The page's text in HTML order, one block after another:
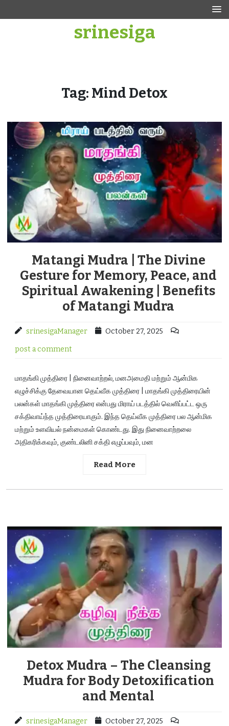
srinesiga
Tag: Mind Detox
Matangi Mudra | The Divine
Gesture for Memory, Peace, and
Spiritual Awakening | Benefits
of Matangi Mudra
srinesigaManager October 27, 2025
post a comment
மாதங்கி முத்திரை | நினைவாற்றல், மனஅமைதி மற்றும் ஆன்மிக
எழுச்சிக்கு தேவையான தெய்வீக முத்திரை | மாதங்கி முத்திரையின்
பலன்கள் மாதங்கி முத்திரை என்பது மிராய் படத்தில் வெளிப்பட்ட ஒரு
சக்திவாய்ந்த முத்திரையாகும். இந்த தெய்வீக முத்திரை பல ஆன்மிக
மற்றும் உளவியல் நன்மைகள் கொண்டது. இது நினைவாற்றலை
அதிகரிக்கவும், குண்டலினி சக்தி எழுப்பவும், மன
Read More
Detox Mudra – The Cleansing
Mudra for Body Detoxification
and Mental
srinesigaManager October 27, 2025